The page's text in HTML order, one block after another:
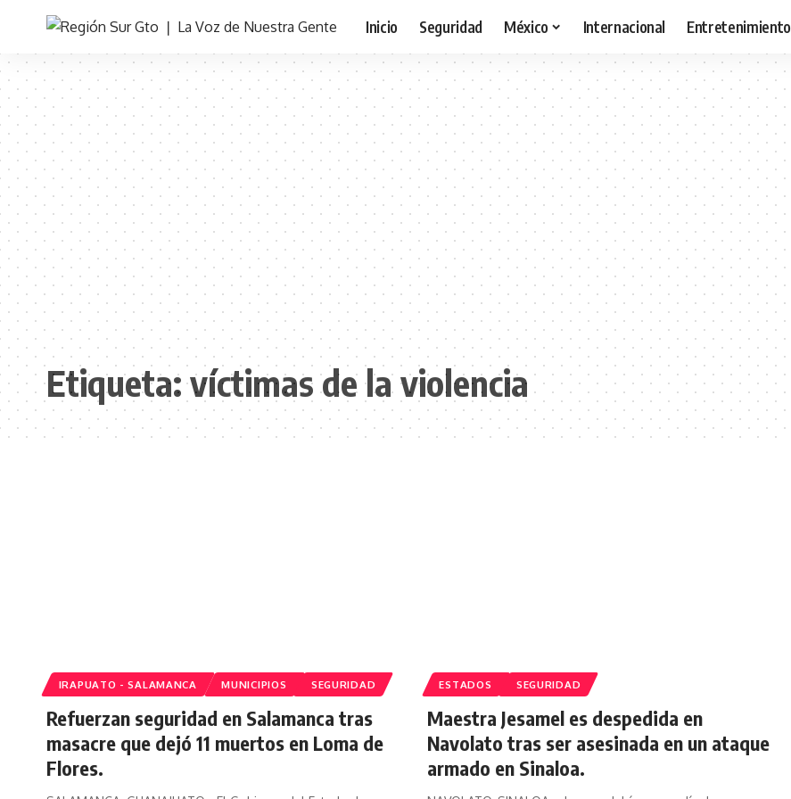
Inicio Seguridad México Internacional Entretenimiento
Etiqueta:víctimas de la violencia
IRAPUATO - SALAMANCA MUNICIPIOS SEGURIDAD
Refuerzan seguridad en Salamanca tras
masacre que dejó 11 muertos en Loma de
Flores.
ESTADOS SEGURIDAD
Maestra Jesamel es despedida en
Navolato tras ser asesinada en un ataque
armado en Sinaloa.